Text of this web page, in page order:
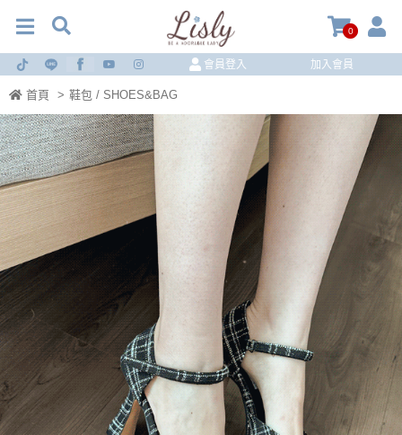
0
會員登入 加入會員
首頁 > 鞋包 / SHOES&BAG